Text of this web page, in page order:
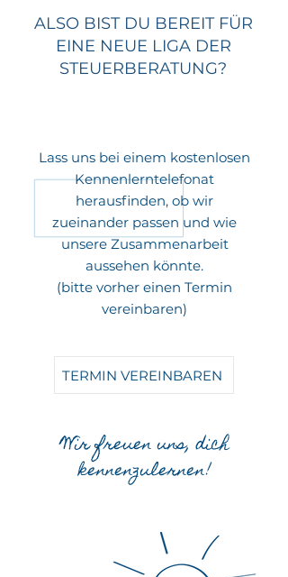
ALSO BIST DU BEREIT FÜR
EINE NEUE LIGA DER
STEUERBERATUNG?
Lass uns bei einem kostenlosen
Kennenlerntelefonat
herausfinden, ob wir
zueinander passen und wie
unsere Zusammenarbeit
aussehen könnte.
(bitte vorher einen Termin
vereinbaren)
TERMIN VEREINBAREN
Wir freuen uns, dich
kennenzulernen!